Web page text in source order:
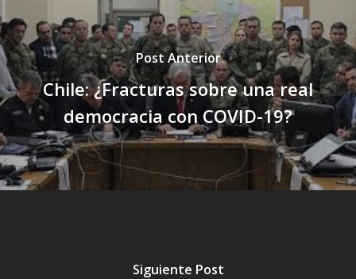
Post Anterior
Chile: ¿Fracturas sobre una real
democracia con COVID-19?
Siguiente Post